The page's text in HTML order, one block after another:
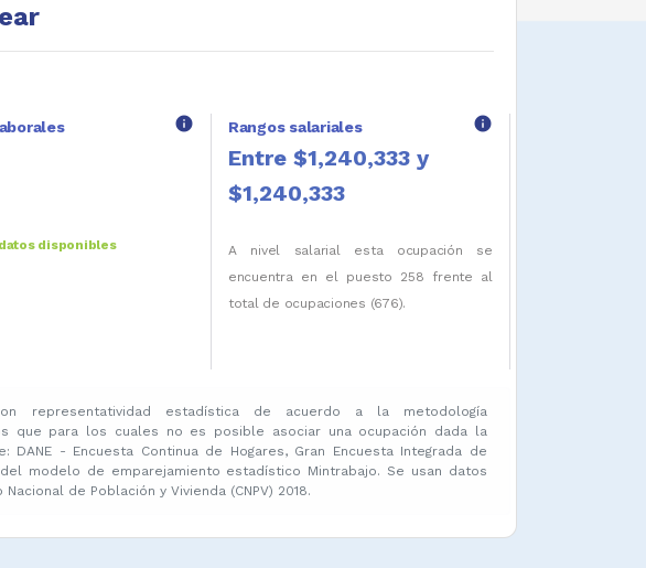
info
disponibles
Rangos salariales info
Entre $1,240,333 y
$1,240,333
A nivel salarial esta ocupación se
encuentra en el puesto 258 frente al
total de ocupaciones (676).
representatividad estadística de acuerdo a la metodología
que para los cuales no es posible asociar una ocupación dada la
DANE - Encuesta Continua de Hogares, Gran Encuesta Integrada de
modelo de emparejamiento estadístico Mintrabajo. Se usan datos
de Población y Vivienda (CNPV) 2018.